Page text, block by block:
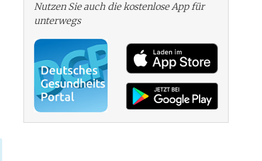
Nutzen Sie auch die kosten­lose App für
unterwegs